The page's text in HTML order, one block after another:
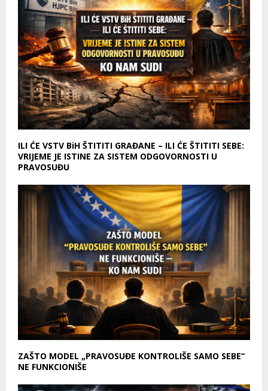
ILI ĆE VSTV BiH ŠTITITI GRAĐANE – ILI ĆE ŠTITITI SEBE:
VRIJEME JE ISTINE ZA SISTEM ODGOVORNOSTI U
PRAVOSUĐU
ZAŠTO MODEL „PRAVOSUĐE KONTROLIŠE SAMO SEBE“
NE FUNKCIONIŠE